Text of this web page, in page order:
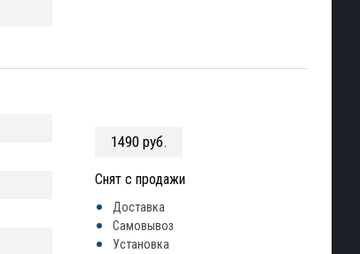
1490 руб.
Снят с продажи
Доставка
Самовывоз
Установка